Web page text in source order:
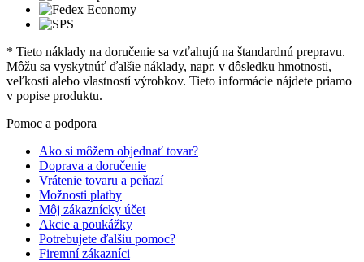
* Tieto náklady na doručenie sa vzťahujú na štandardnú prepravu.
Môžu sa vyskytnúť ďalšie náklady, napr. v dôsledku hmotnosti,
veľkosti alebo vlastností výrobkov. Tieto informácie nájdete priamo
v popise produktu.
Pomoc a podpora
Ako si môžem objednať tovar?
Doprava a doručenie
Vrátenie tovaru a peňazí
Možnosti platby
Môj zákaznícky účet
Akcie a poukážky
Potrebujete ďalšiu pomoc?
Firemní zákazníci